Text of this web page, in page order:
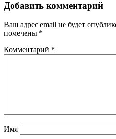
Добавить комментарий
Ваш адрес email не будет
помечены *
Комментарий *
Имя